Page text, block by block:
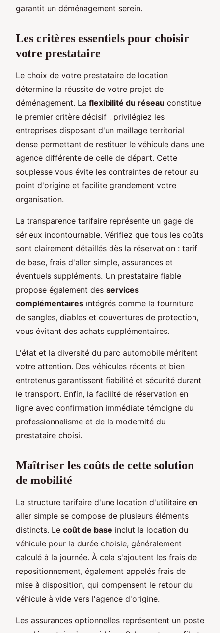
garantit un déménagement serein.
Les critères essentiels pour choisir
votre prestataire
Le choix de votre prestataire de location
détermine la réussite de votre projet de
déménagement. La flexibilité du réseau constitue
le premier critère décisif : privilégiez les
entreprises disposant d'un maillage territorial
dense permettant de restituer le véhicule dans une
agence différente de celle de départ. Cette
souplesse vous évite les contraintes de retour au
point d'origine et facilite grandement votre
organisation.
La transparence tarifaire représente un gage de
sérieux incontournable. Vérifiez que tous les coûts
sont clairement détaillés dès la réservation : tarif
de base, frais d'aller simple, assurances et
éventuels suppléments. Un prestataire fiable
propose également des services
complémentaires intégrés comme la fourniture
de sangles, diables et couvertures de protection,
vous évitant des achats supplémentaires.
L'état et la diversité du parc automobile méritent
votre attention. Des véhicules récents et bien
entretenus garantissent fiabilité et sécurité durant
le transport. Enfin, la facilité de réservation en
ligne avec confirmation immédiate témoigne du
professionnalisme et de la modernité du
prestataire choisi.
Maîtriser les coûts de cette solution
de mobilité
La structure tarifaire d'une location d'utilitaire en
aller simple se compose de plusieurs éléments
distincts. Le coût de base inclut la location du
véhicule pour la durée choisie, généralement
calculé à la journée. À cela s'ajoutent les frais de
repositionnement, également appelés frais de
mise à disposition, qui compensent le retour du
véhicule à vide vers l'agence d'origine.
Les assurances optionnelles représentent un poste